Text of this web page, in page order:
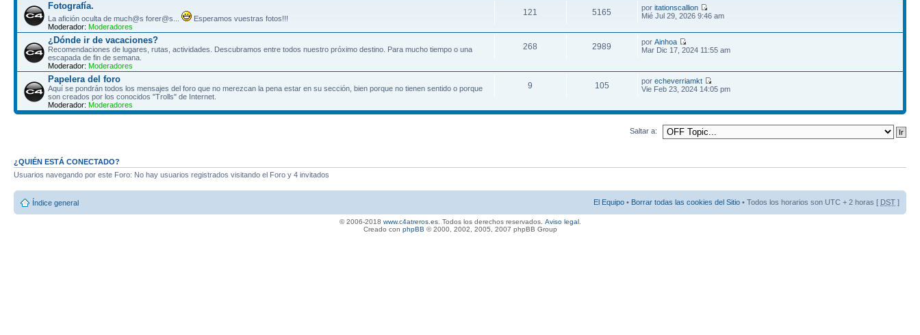
Fotografía.
La afición oculta de much@s forer@s...
Esperamos vuestras fotos!!!
Moderador: Moderadores
121 5165 poritationscallion
Mié Jul 29, 2026 9:46 am
¿Dónde ir de vacaciones?
Recomendaciones de lugares, rutas, actividades. Descubramos entre todos nuestro próximo destino. Para mucho tiempo o una
escapada de fin de semana.
Moderador: Moderadores
268 2989 porAinhoa
Mar Dic 17, 2024 11:55 am
Papelera del foro
Aquí se pondrán todos los mensajes del foro que no merezcan la pena estar en su sección, bien porque no tienen sentido o porque
son creados por los conocidos "Trolls" de Internet.
Moderador: Moderadores
9 105 porecheverriamkt
Vie Feb 23, 2024 14:05 pm
Saltar a:
¿QUIÉN ESTÁ CONECTADO?
Usuarios navegando por este Foro: No hay usuarios registrados visitando el Foro y 4 invitados
Índice general El Equipo • Borrar todas las cookies del Sitio • Todos los horarios son UTC + 2 horas [ DST ]
© 2006-2018 www.c4atreros.es. Todos los derechos reservados. Aviso legal.
Creado con phpBB © 2000, 2002, 2005, 2007 phpBB Group